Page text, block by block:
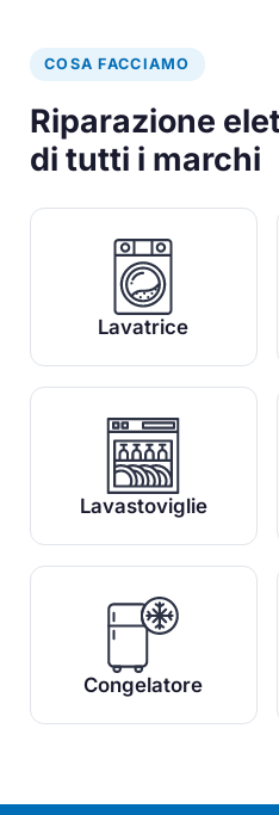
COSA FACCIAMO
Riparazione
di tutti i marchi
Lavatrice
Lavastoviglie
Congelatore